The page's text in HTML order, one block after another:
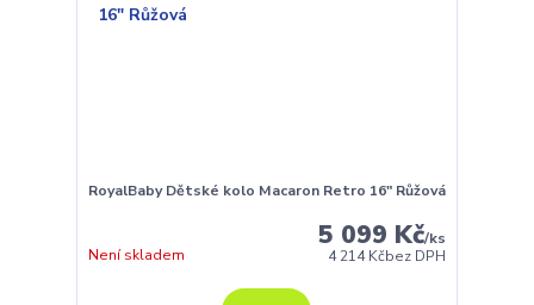
RoyalBaby Dětské kolo Macaron Retro 16" Růžová
5 099 Kč/ks
4 214 Kčbez DPH
Není skladem